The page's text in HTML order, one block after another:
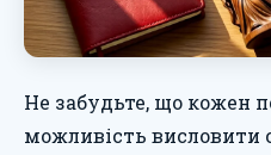
Не забудьте, що кожен
можливість висловити